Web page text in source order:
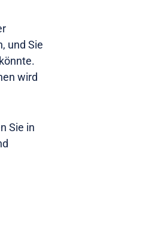
und Sie
wird
Sie in